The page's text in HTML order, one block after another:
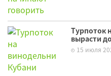
Турпоток
вырасти
15 июля